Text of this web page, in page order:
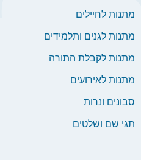
מתנות לחיילים
מתנות לגנים ותלמידים
מתנות לקבלת התורה
מתנות לאירועים
סבונים ונרות
תגי שם ושלטים